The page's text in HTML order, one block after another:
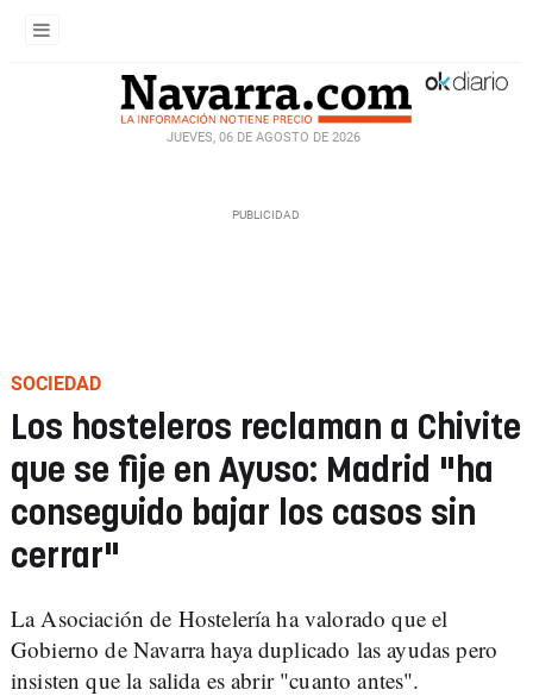
JUEVES, 06 DE AGOSTO DE 2026
SOCIEDAD
Los hosteleros reclaman a Chivite
que se fije en Ayuso: Madrid "ha
conseguido bajar los casos sin
cerrar"
La Asociación de Hostelería ha valorado que el
Gobierno de Navarra haya duplicado las ayudas pero
insisten que la salida es abrir "cuanto antes".